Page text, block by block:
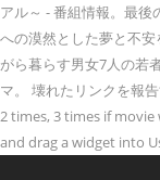
アル～ - 番組情報。最
への漠然とした夢と不
がら暮らす男女7人の若
マ。 壊れたリンクを報
2 times, 3 times if movie
and drag a widget into